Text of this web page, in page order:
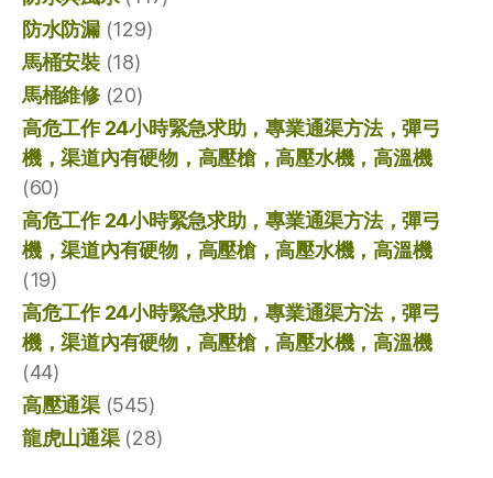
防水防漏(129)
馬桶安裝(18)
馬桶維修(20)
高危工作 24小時緊急求助，專業通渠方法，彈弓
機，渠道內有硬物，高壓槍，高壓水機，高溫機
(60)
高危工作 24小時緊急求助，專業通渠方法，彈弓
機，渠道內有硬物，高壓槍，高壓水機，高溫機
(19)
高危工作 24小時緊急求助，專業通渠方法，彈弓
機，渠道內有硬物，高壓槍，高壓水機，高溫機
(44)
高壓通渠(545)
龍虎山通渠(28)